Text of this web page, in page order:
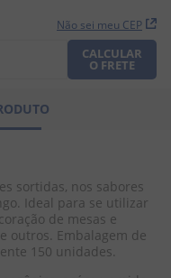
Não sei meu CEP
CALCULAR
O FRETE
sortidas, nos sabores
Ideal para se utilizar
de mesas e
outros. Embalagem de
150 unidades.